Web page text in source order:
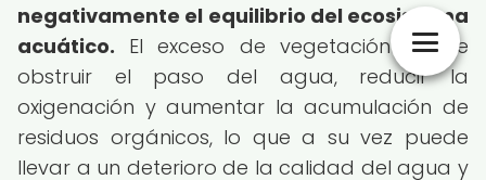
negativamente el equilibrio del ecosistema
acuático. El exceso de vegetación puede
obstruir el paso del agua, reducir la
oxigenación y aumentar la acumulación de
residuos orgánicos, lo que a su vez puede
llevar a un deterioro de la calidad del agua y